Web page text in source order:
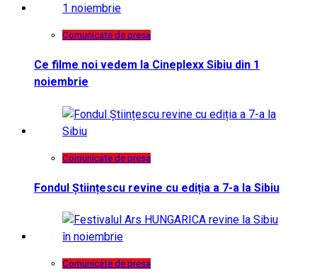
Comunicate de presa
Ce filme noi vedem la Cineplexx Sibiu din 1
noiembrie
Comunicate de presa
Fondul Științescu revine cu ediția a 7-a la Sibiu
Comunicate de presa